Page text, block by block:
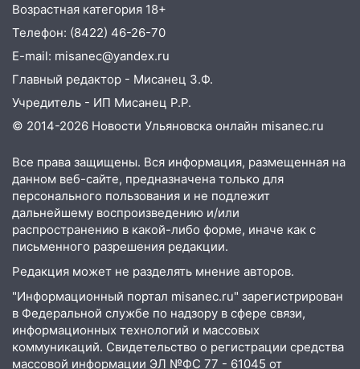
клуба «Рекорд-Fitness»
15:34
прокуратуры в селах Ульяновской
области привели в порядок детские
площадки
15:27 Прокуратура проверяет
15:08 В Кузоватово после прокурорской
проверки обновили разметку на
пешеходных переходах
14:40 На проспекте Гая в Ульяновске
запретили остановку автомобилей на
50-метровом участке
14:22 В Новом городе 8 августа пройдет
большой фестиваль «Наше время» с
мотофристайлом и концертом
«Мураками»
Возрастная категория 18+
Телефон: (8422) 46-26-70
E-mail: misanec@yandex.ru
Главный редактор - Мисанец З.Ф.
Учредитель - ИП Мисанец Р.Р.
© 2014-2026 Новости Ульяновска онлайн misanec.ru
Все права защищены. Вся информация, размещенная на
данном веб-сайте, предназначена только для
персонального пользования и не подлежит
дальнейшему воспроизведению и/или
распространению в какой-либо форме, иначе как с
письменного разрешения редакции.
Редакция может не разделять мнение авторов.
"Информационный портал misanec.ru" зарегистрирован
в Федеральной службе по надзору в сфере связи,
информационных технологий и массовых
коммуникаций. Свидетельство о регистрации средства
массовой информации ЭЛ №ФС 77 - 61045 от